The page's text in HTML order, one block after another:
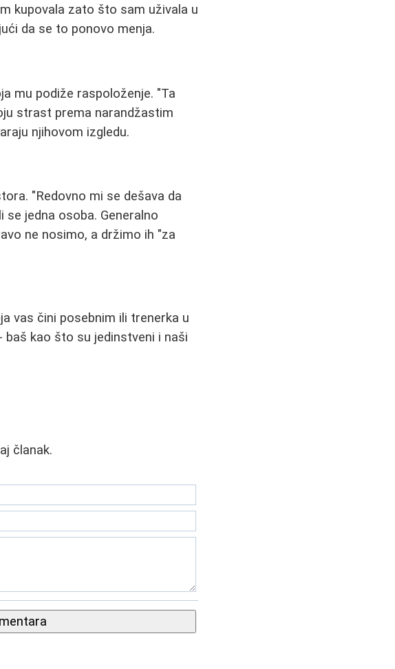
kupovala zato što sam uživala u
da se to ponovo menja.
mu podiže raspoloženje. "Ta
strast prema narandžastim
njihovom izgledu.
"Redovno mi se dešava da
se jedna osoba. Generalno
ne nosimo, a držimo ih "za
vas čini posebnim ili trenerka u
baš kao što su jedinstveni i naši
članak.